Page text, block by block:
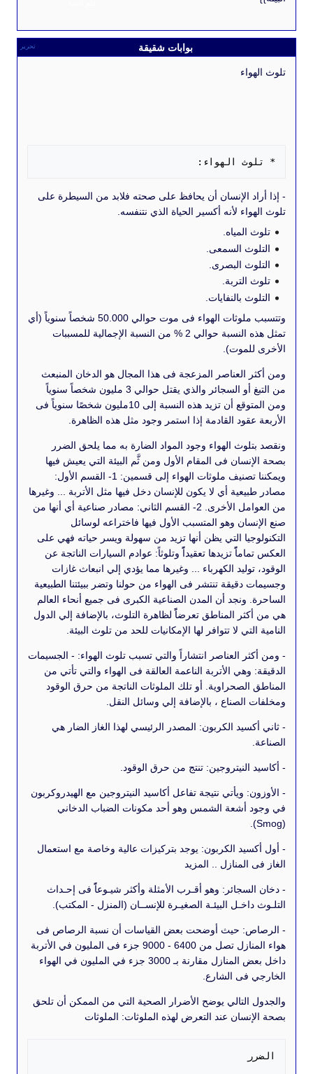
الهواء:
الإنسان أن يحافظ على صحته فلابد من السيطرة على
لأنه أكسير الحياة الذي نتنفسه.
السمعى.
البصرى.
بالنفايات.
وتتسبب ملوثات الهواء فى موت حوالي 50.000 شخصاً سنوياً (أي
تمثل هذه النسبة حوالي 2 % من النسبة الإجمالية للمسببات
للموت).
العناصر المزعجة فى هذا المجال هو الدخان المنبعث
من التبغ أو السجائر والذي يقتل حوالي 3 مليون شخصاً سنوياً
ومن المتوقع أن تزيد هذه النسبة إلى 10مليون شخصًا سنوياً فى
عقود القادمة إذا استمر وجود مثل هذه الظاهرة.
الهواء وجود المواد الضارة به مما يلحق الضرر
فى المقام الأول ومن ثَّم البيئة التي يعيش فيها
ويمكننا تصنيف ملوثات الهواء إلى قسمين: 1- القسم الأول:
أي لا يكون للإنسان دخل فيها مثل الأتربة ... وغيرها
من العوامل الأخرى. 2- القسم الثاني: مصادر صناعية أي أنها من
وهو المتسبب الأول فيها فاختراعه لوسائل
التي يظن أنها تزيد من سهولة ويسر حياته فهي على
تزيدها تعقيداًً وتلوثاً: عوادم السيارات الناتجة عن
توليد الكهرباء ... وغيرها مما يؤدي إلي انبعاث غازات
دقيقة تنتشر فى الهواء من حولنا وتضر ببيئتنا الطبيعية
ونجد أن المدن الصناعية الكبرى فى جميع أنحاء العالم
المناطق تعرضاًً لظاهرة التلوث، بالإضافة إلي الدول
لا تتوافر لها الإمكانيات للحد من تلوث البيئة.
العناصر انتشاراً والتي تسبب تلوث الهواء: - الجسيمات
وهي الأتربة الناعمة العالقة فى الهواء والتي تأتي من
الصحراوية. أو تلك الملوثات الناتجة من حرق الوقود
الصناع ، بالإضافة إلي وسائل النقل.
الكربون: المصدر الرئيسي لهذا الغاز الضار هي
النيتروجين: تنتج من حرق الوقود.
ويأتي نتيجة تفاعل أكاسيد النيتروجين مع الهيدروكربون
أشعة الشمس وهو أحد مكونات الضباب الدخاني
الكربون: يوجد بتركيزات عالية وخاصة مع استعمال
المنازل .. المزيد
وهو أقـرب الأمثلة وأكثر شيـوعاًً فى إحـداث
داخـل البيئـة الصغيـرة للإنســان (المنزل - المكتب).
حيث أوضحت بعض القياسات أن نسبة الرصاص فى
هواء المنازل تصل من 6400 - 9000 جزء فى المليون في الأتربة
داخل بعض المنازل مقارنة بـ 3000 جزء في المليون في الهواء
فى الشارع.
التالي يوضح الأضرار الصحية التي من الممكن أن تلحق
عند التعرض لهذه الملوثات: الملوثات